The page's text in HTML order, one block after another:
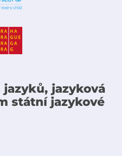
jazyková
státní jazykové